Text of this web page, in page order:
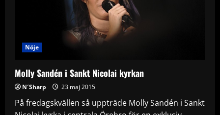
Nöje
Molly Sandén i Sankt Nicolai kyrkan
N´Sharp 23 maj 2015
På fredagskvällen så uppträde Molly Sandén i Sankt